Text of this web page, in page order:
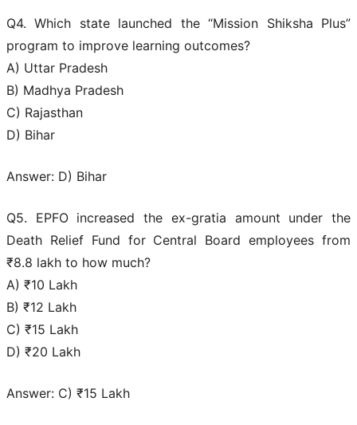
Q4. Which state launched the “Mission Shiksha Plus”
program to improve learning outcomes?
A) Uttar Pradesh
B) Madhya Pradesh
C) Rajasthan
D) Bihar
Answer: D) Bihar
Q5. EPFO increased the ex-gratia amount under the
Death Relief Fund for Central Board employees from
₹8.8 lakh to how much?
A) ₹10 Lakh
B) ₹12 Lakh
C) ₹15 Lakh
D) ₹20 Lakh
Answer: C) ₹15 Lakh